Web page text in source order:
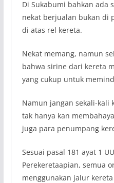
Di Sukabumi bahkan ada
nekat berjualan bukan di
di atas rel kereta.
Nekat memang, namun
bahwa sirine dari kereta
yang cukup untuk
Namun jangan sekali-kali
tak hanya kan
juga para penumpang
Sesuai pasal 181 ayat 1
Perekeretaapian, semua
menggunakan jalur